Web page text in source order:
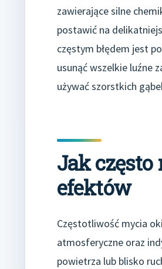
zawierające silne
postawić na
częstym błędem jest
usunąć wszelkie luźne
używać szorstkich
Jak
efektów
Częstotliwość mycia
atmosferyczne oraz
powietrza lub blisko